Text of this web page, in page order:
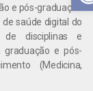
e pós-graduação
de saúde digital do
de disciplinas e
e pós-
(Medicina,